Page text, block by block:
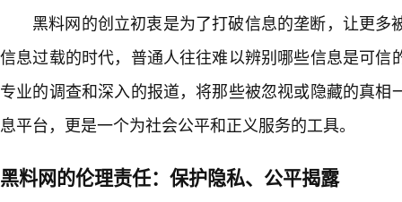
黑料网的创立初衷是为了打破信息的垄断，让更多
信息过载的时代，普通人往往难以辨别哪些信息是可信
专业的调查和深入的报道，将那些被忽视或隐藏的真相
息平台，更是一个为社会公平和正义服务的工具。
黑料网的伦理责任：保护隐私、公平揭露